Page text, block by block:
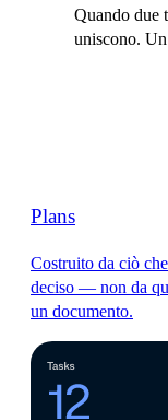
Quando due
uniscono.
Plans
Costruito da ciò
deciso — non da
un documento.